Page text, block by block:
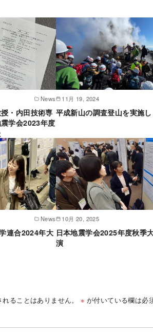
News
・内田技術専
学会2023年度
11月 19, 2024
平成新山の調査登山を実施
News
連合2024年大
10月 20, 2025
日本地震学会2025年度秋季
演
ることはありません。 ※ が付いている欄は必